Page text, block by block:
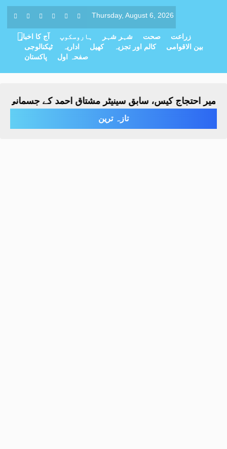
Thursday, August 6, 2026
آج کا اخبار ہاروسکوپ شہر شہر صحت
زراعت
ٹیکنالوجی
اداریہ کھیل کالم اور تجزیہ
بین الاقوامی
پاکستان
صفحہ اول
احتجاج کیس، سابق سینیٹر مشتاق احمد کے جسمانی ریمانڈ میں 4 روز
تازہ ترین